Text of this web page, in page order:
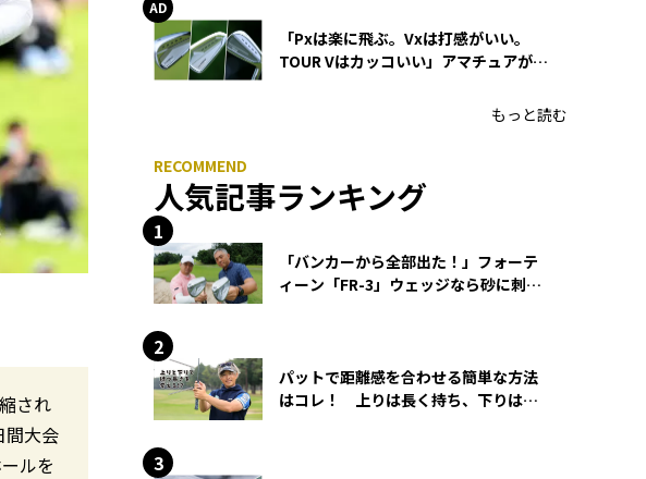
され
間大会
ルを
「Pxは楽に飛ぶ。Vxは打感がいい。
TOUR Vはカッコいい」アマチュアが選
もっと読む
人気記事ランキング
「バンカーから全部出た！」フォーテ
ィーン「FR-3」ウェッジなら砂に刺さ
パットで距離感を合わせる簡単な方法
はコレ！ 上りは長く持ち、下りは短